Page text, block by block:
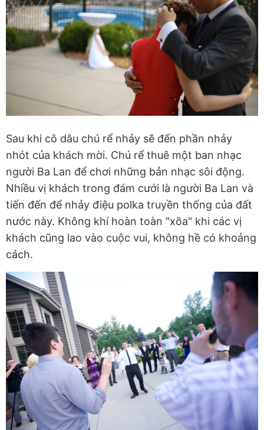
Sau khi cô dâu chú rể nhảy sẽ đến phần nhảy
nhót của khách mời. Chú rể thuê một ban nhạc
người Ba Lan để chơi những bản nhạc sôi động.
Nhiều vị khách trong đám cưới là người Ba Lan và
tiến đến để nhảy điệu polka truyền thống của đất
nước này. Không khí hoàn toàn "xõa" khi các vị
khách cũng lao vào cuộc vui, không hề có khoảng
cách.